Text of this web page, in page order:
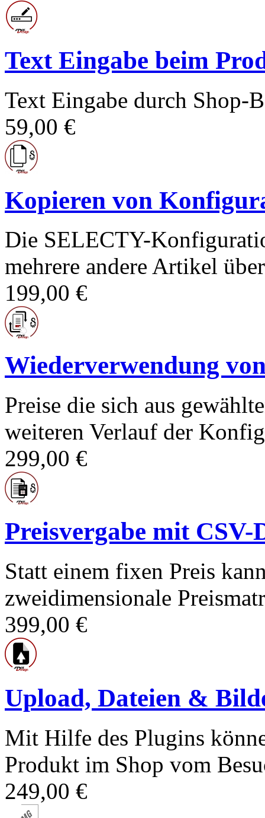
Text Eingabe beim
Text Eingabe durch Shop-
59,00 €
Kopieren von
Die SELECTY-
mehrere andere Artikel
199,00 €
Wiederverwendung
Preise die sich aus
weiteren Verlauf der
299,00 €
Preisvergabe mit CSV-
Statt einem fixen Preis
zweidimensionale
399,00 €
Upload, Dateien &
Mit Hilfe des Plugins
Produkt im Shop vom
249,00 €